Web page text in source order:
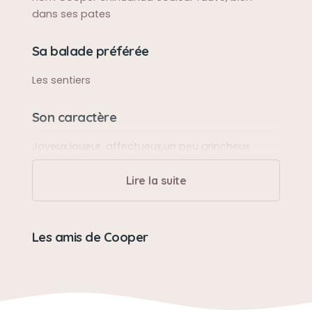
dans ses pates
Sa balade préférée
Les sentiers
Son caractère
Joyeux,joueur, affectueux,un peu grincheux
Son jouet préféré
Son loisir préféré
Charly
Lire la suite
Les amis de Cooper